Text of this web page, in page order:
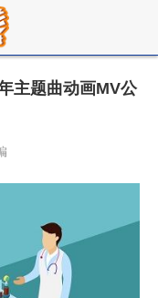
主题曲动画MV公